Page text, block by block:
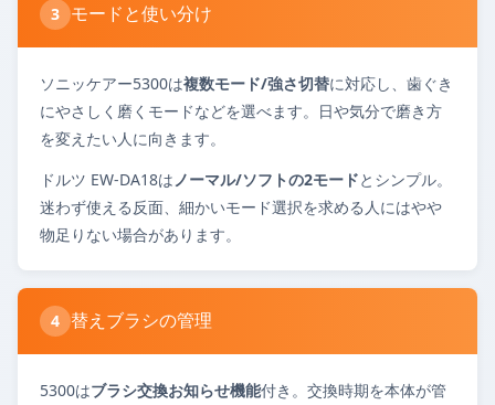
3 モードと使い分け
ソニッケアー5300は複数モード/強さ切替に対応し、歯ぐき
にやさしく磨くモードなどを選べます。日や気分で磨き方
を変えたい人に向きます。
ドルツ EW-DA18は ノーマル/ソフトの2モードとシンプル。
迷わず使える反面、細かいモード選択を求める人にはやや
物足りない場合があります。
4 替えブラシの管理
5300はブラシ交換お知らせ機能付き。交換時期を本体が管